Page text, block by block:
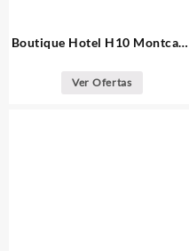
Boutique Hotel H10 Montcada
Ver Ofertas